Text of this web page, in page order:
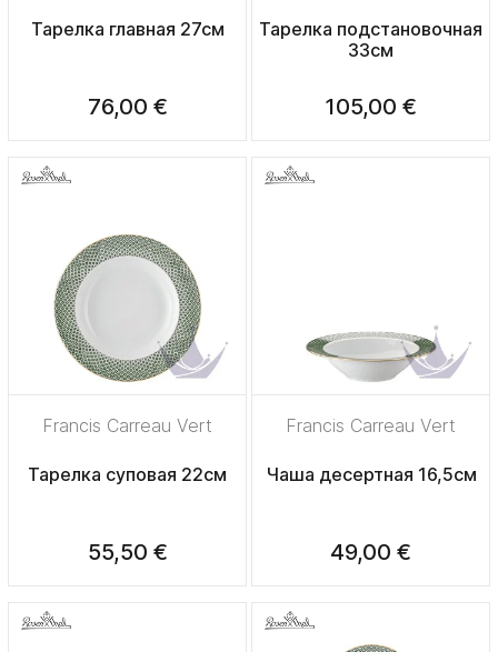
Тарелка главная 27см
76,00 €
Тарелка подстановочная
33см
105,00 €
Francis Carreau Vert
Тарелка суповая 22см
55,50 €
Francis Carreau Vert
Чаша десертная 16,5см
49,00 €